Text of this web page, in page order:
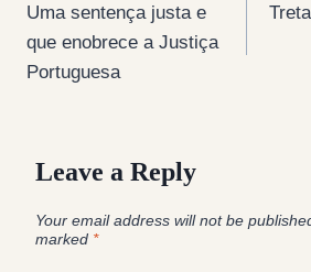
navigation
Uma sentença justa e
que enobrece a Justiça
Portuguesa
Leave a Reply
Your email address will not be
marked *